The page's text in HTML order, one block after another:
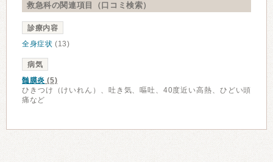
救急科の関連項目（口コミ検索）
診療内容
全身症状 (13)
病気
髄膜炎 (5)
ひきつけ（けいれん）、吐き気、嘔吐、40度近い高熱、ひどい頭
痛など